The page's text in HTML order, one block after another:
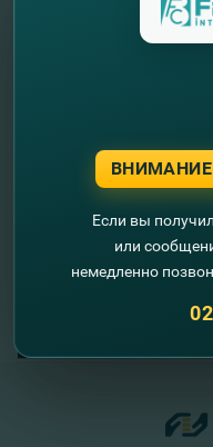
Хотите узнать о всех
Mastercard Platinum?
Другие
Если вы
или
немедленно